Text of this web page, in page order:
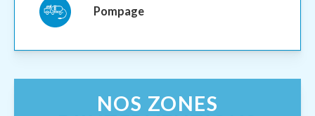
Pompage
NOS ZONES